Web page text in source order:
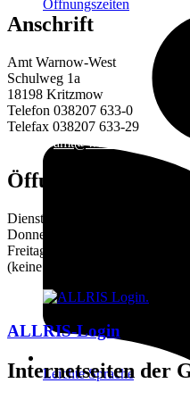
Öffnungszeiten
Leichte Sprache
Anschrift
Amt Warnow-West
Schulweg 1a
18198 Kritzmow
Telefon 038207 633-0
Telefax 038207 633-29
E-Mail:amt@warnow-west.de
Öffungszeiten des
Dienstag 9–12 und 14–16 Uhr
Donnerstag 9–12 und 14–18 Uhr
Freitag 9–12 Uhr
(keine Terminvereinbarung
ALLRIS-Login
Internetseiten der